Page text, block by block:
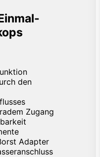
den
Zugang
Adapter